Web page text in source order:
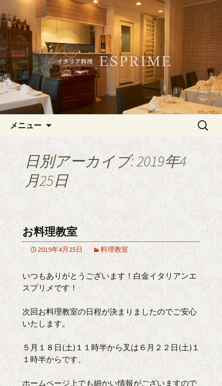
白金・広尾のイタリアン
「ESPRIME（エスプリメ）」
記念日やデートにおすすめ、白金・広
尾のイタリアン「ESPRIME（エスプリ
メ）」
メニュー
検
日別アーカイブ: 2019年4
月25日
お料理教室
2019年4月25日 料理教室
いつもありがとうございます！白金イタリアンエ
スプリメです！
次回お料理教室の日程が決まりましたのでご安心
いたします。
５月１８日(土)１１時半から叉は６月２２日(土)１
１時半からです。
ホームページ上でも細かい情報がございますので